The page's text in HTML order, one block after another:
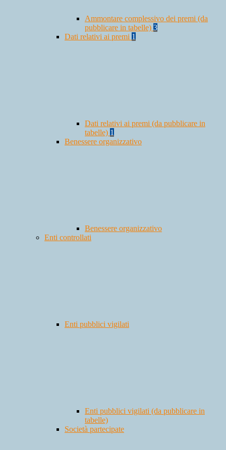
Ammontare complessivo dei premi (da
pubblicare in tabelle) 3
Dati relativi ai premi 1
Dati relativi ai premi (da pubblicare in
tabelle) 1
Benessere organizzativo
Benessere organizzativo
Enti controllati
Enti pubblici vigilati
Enti pubblici vigilati (da pubblicare in
tabelle)
Società partecipate